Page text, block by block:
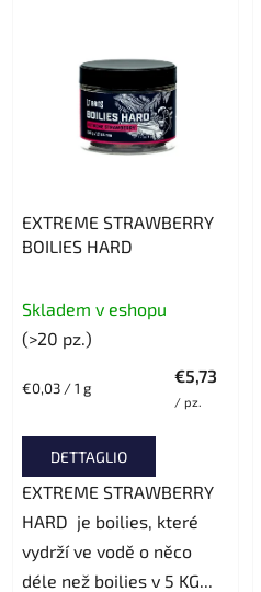
EXTREME STRAWBERRY
BOILIES HARD
Skladem v eshopu
(>20 pz.)
€5,73
/ pz.
Prezzo
€0,03 / 1 g
DETTAGLIO
EXTREME STRAWBERRY
HARD je boilies, které
vydrží ve vodě o něco
déle než boilies v 5 KG...